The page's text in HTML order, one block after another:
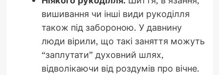
вишивання чи інші види рукоділля
також під забороною. У давнину
люди вірили, що такі заняття можуть
“заплутати” духовний шлях,
відволікаючи від роздумів про вічне.